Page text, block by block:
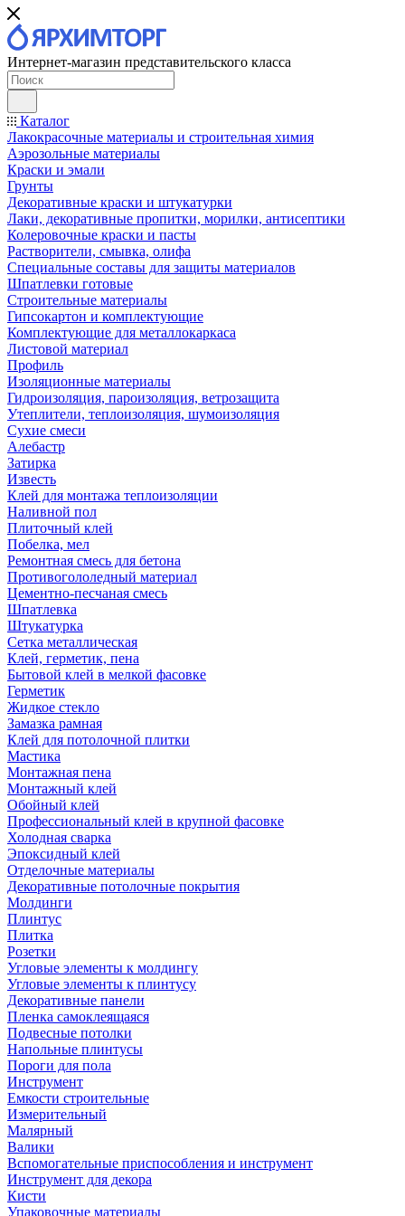
Интернет-магазин представительского класса
Каталог
Лакокрасочные материалы и строительная химия
Аэрозольные материалы
Краски и эмали
Грунты
Декоративные краски и штукатурки
Лаки, декоративные пропитки, морилки, антисептики
Колеровочные краски и пасты
Растворители, смывка, олифа
Специальные составы для защиты материалов
Шпатлевки готовые
Строительные материалы
Гипсокартон и комплектующие
Комплектующие для металлокаркаса
Листовой материал
Профиль
Изоляционные материалы
Гидроизоляция, пароизоляция, ветрозащита
Утеплители, теплоизоляция, шумоизоляция
Сухие смеси
Алебастр
Затирка
Известь
Клей для монтажа теплоизоляции
Наливной пол
Плиточный клей
Побелка, мел
Ремонтная смесь для бетона
Противогололедный материал
Цементно-песчаная смесь
Шпатлевка
Штукатурка
Сетка металлическая
Клей, герметик, пена
Бытовой клей в мелкой фасовке
Герметик
Жидкое стекло
Замазка рамная
Клей для потолочной плитки
Мастика
Монтажная пена
Монтажный клей
Обойный клей
Профессиональный клей в крупной фасовке
Холодная сварка
Эпоксидный клей
Отделочные материалы
Декоративные потолочные покрытия
Молдинги
Плинтус
Плитка
Розетки
Угловые элементы к молдингу
Угловые элементы к плинтусу
Декоративные панели
Пленка самоклеящаяся
Подвесные потолки
Напольные плинтусы
Пороги для пола
Инструмент
Емкости строительные
Измерительный
Малярный
Валики
Вспомогательные приспособления и инструмент
Инструмент для декора
Кисти
Упаковочные материалы